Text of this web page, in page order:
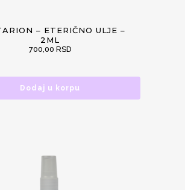
– ETERIČNO ULJE –
2ML
700,00 RSD
Dodaj u korpu